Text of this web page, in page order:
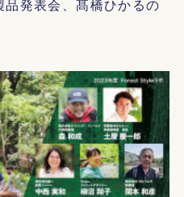
発表会、髙橋ひかるの